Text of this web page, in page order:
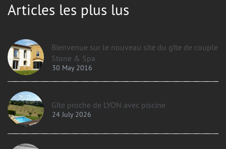
Articles les plus lus
Bienvenue sur le nouveau site du gîte de couple
Stone & Spa
30 May 2016
Gîte proche de LYON avec piscine
24 July 2026